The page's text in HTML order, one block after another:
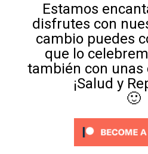
Estamos
disfrutes con
cambio puedes
que lo
también con unas
¡Salud y
🙂